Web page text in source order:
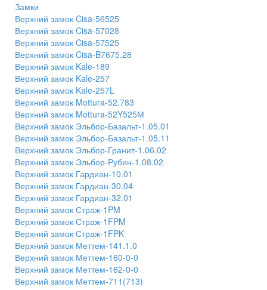
Замки
Верхний замок Cisa-56525
Верхний замок Cisa-57028
Верхний замок Cisa-57525
Верхний замок Cisa-B7675.28
Верхний замок Kale-189
Верхний замок Kale-257
Верхний замок Kale-257L
Верхний замок Mottura-52.783
Верхний замок Mottura-52Y525М
Верхний замок Эльбор-Базальт-1.05.01
Верхний замок Эльбор-Базальт-1.05.11
Верхний замок Эльбор-Гранит-1.06.02
Верхний замок Эльбор-Рубин-1.08.02
Верхний замок Гардиан-10.01
Верхний замок Гардиан-30.04
Верхний замок Гардиан-32.01
Верхний замок Страж-1PM
Верхний замок Страж-1FPM
Верхний замок Страж-1FPK
Верхний замок Меттем-141.1.0
Верхний замок Меттем-160-0-0
Верхний замок Меттем-162-0-0
Верхний замок Меттем-711(713)